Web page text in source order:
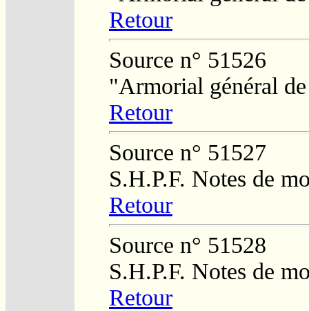
Retour
Source n° 51526
"Armorial général
Retour
Source n° 51527
S.H.P.F. Notes de
Retour
Source n° 51528
S.H.P.F. Notes de
Retour